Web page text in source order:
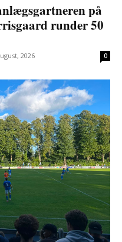
på
runder 50
2026 0